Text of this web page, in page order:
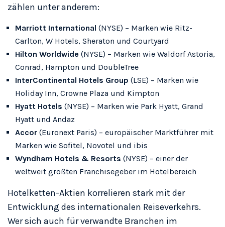
zählen unter anderem:
Marriott International (NYSE) – Marken wie Ritz-
Carlton, W Hotels, Sheraton und Courtyard
Hilton Worldwide (NYSE) – Marken wie Waldorf Astoria,
Conrad, Hampton und DoubleTree
InterContinental Hotels Group (LSE) – Marken wie
Holiday Inn, Crowne Plaza und Kimpton
Hyatt Hotels (NYSE) – Marken wie Park Hyatt, Grand
Hyatt und Andaz
Accor (Euronext Paris) – europäischer Marktführer mit
Marken wie Sofitel, Novotel und ibis
Wyndham Hotels & Resorts (NYSE) – einer der
weltweit größten Franchisegeber im Hotelbereich
Hotelketten-Aktien korrelieren stark mit der
Entwicklung des internationalen Reiseverkehrs.
Wer sich auch für verwandte Branchen im